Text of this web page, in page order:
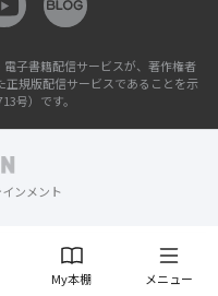
My本棚 メニュー
子書籍配信サービスが、著作権者
正規版配信サービスであることを示
号）です。
ンメント